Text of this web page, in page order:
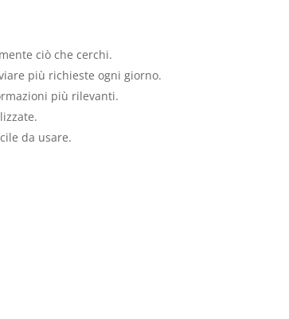
ciò che cerchi.
più richieste ogni giorno.
più rilevanti.
da usare.